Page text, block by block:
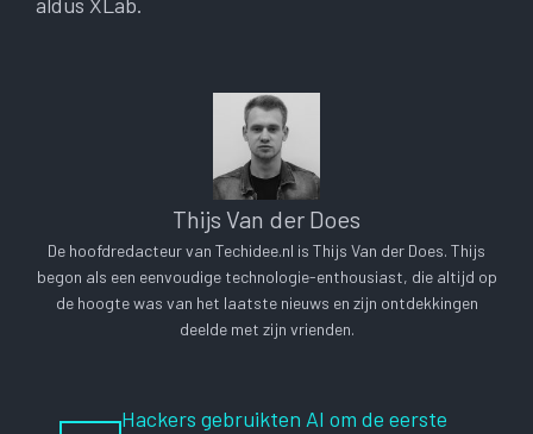
aldus XLab.
Thijs Van der Does
De hoofdredacteur van Techidee.nl is Thijs Van der Does. Thijs
begon als een eenvoudige technologie-enthousiast, die altijd op
de hoogte was van het laatste nieuws en zijn ontdekkingen
deelde met zijn vrienden.
Hackers gebruikten AI om de eerste